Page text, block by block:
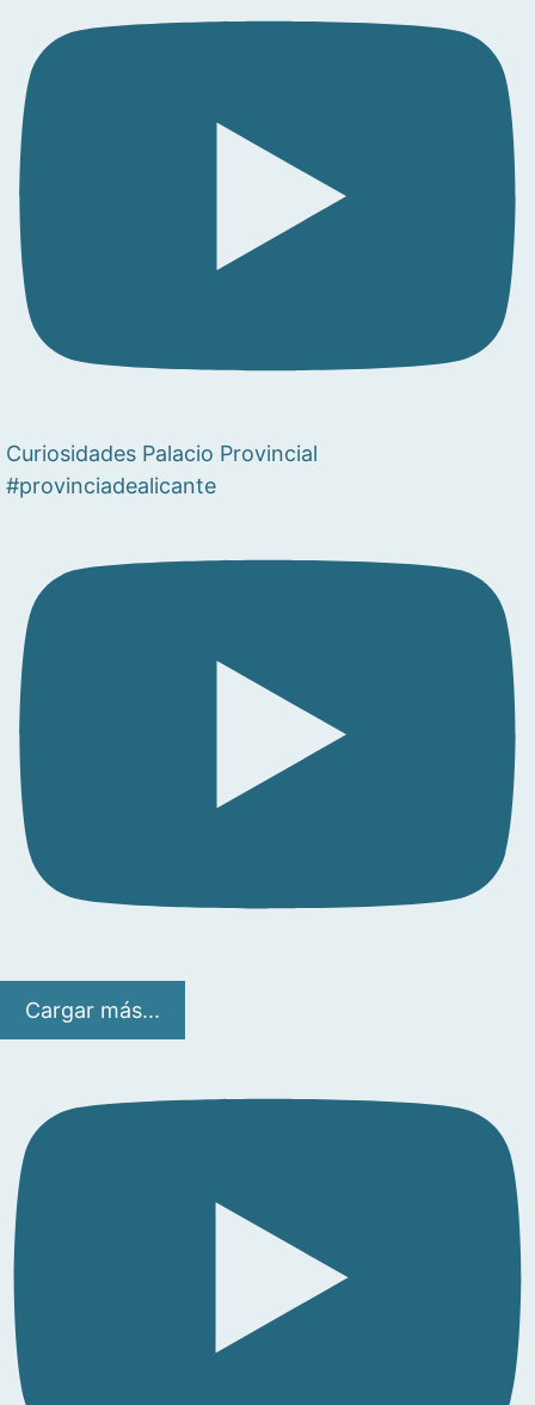
Curiosidades Palacio Provincial
#provinciadealicante
Cargar más...